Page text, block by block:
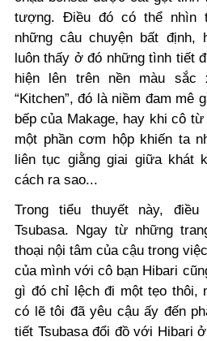
tượng. Điều đó có thể nhìn
những câu chuyện bất định,
luôn thấy ở đó những tình tiết
hiện lên trên nền màu
“Kitchen”, đó là niềm đam mê
bếp của Makage, hay khi cô
một phần cơm hộp khiến ta
liên tục giằng giai giữa khát
cách ra sao...
Trong tiểu thuyết này,
Tsubasa. Ngay từ những
thoại nội tâm của cậu trong
của mình với cô bạn Hibari
gì đó chỉ lệch đi một tẹo thôi,
có lẽ tôi đã yêu cậu ấy đến
tiết Tsubasa đổi đồ với Hibari